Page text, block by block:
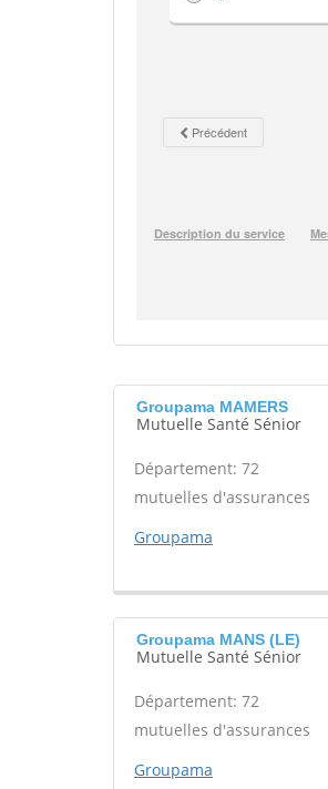
Groupama MAMERS
Mutuelle Santé Sénior
Département: 72
mutuelles d'assurances
Groupama
Groupama MANS (LE)
Mutuelle Santé Sénior
Département: 72
mutuelles d'assurances
Groupama